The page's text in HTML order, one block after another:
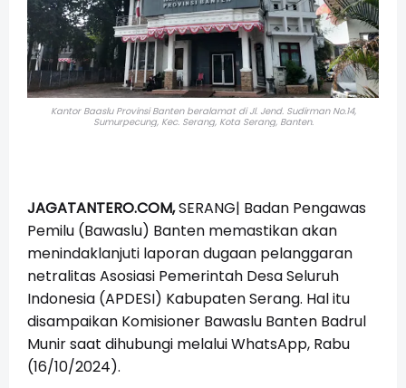
Kantor Baaslu Provinsi Banten beralamat di Jl. Jend. Sudirman No.14,
Sumurpecung, Kec. Serang, Kota Serang, Banten.
JAGATANTERO.COM,SERANG| Badan Pengawas
Pemilu (Bawaslu) Banten memastikan akan
menindaklanjuti laporan dugaan pelanggaran
netralitas Asosiasi Pemerintah Desa Seluruh
Indonesia (APDESI) Kabupaten Serang. Hal itu
disampaikan Komisioner Bawaslu Banten Badrul
Munir saat dihubungi melalui WhatsApp, Rabu
(16/10/2024).